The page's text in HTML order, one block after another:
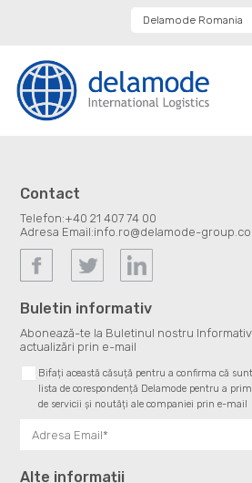
Delamode Romania
Delamode Bulgaria
Delamode Estonia
Delamode Latvia
Contact
Telefon:+40 21 407 74 00
Adresa Email:info.ro@delamode-
Buletin informativ
Abonează-te la Buletinul nostru
actualizări prin e-mail
Bifați această căsuță pentru a confirma că
lista de corespondență Delamode pentru a
de servicii și noutăți ale companiei prin e-mail
Alte informații